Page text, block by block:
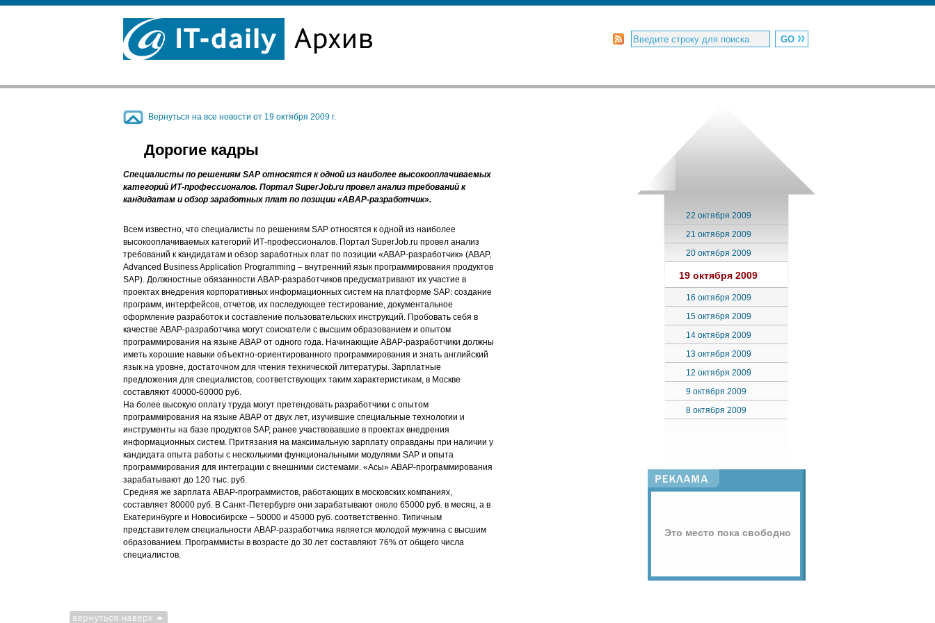
Вернуться на все новости от 19 октября 2009 г.
Дорогие кадры
Cпециалисты по решениям SAP относятся к одной из наиболее высокооплачиваемых
категорий ИТ-профессионалов. Портал SuperJob.ru провел анализ требований к
кандидатам и обзор заработных плат по позиции «ABAP-разработчик».
Всем известно, что специалисты по решениям SAP относятся к одной из наиболее
высокооплачиваемых категорий ИТ-профессионалов. Портал SuperJob.ru провел анализ
требований к кандидатам и обзор заработных плат по позиции «ABAP-разработчик» (ABAP,
Advanced Business Application Programming – внутренний язык программирования продуктов
SAP). Должностные обязанности ABAP-разработчиков предусматривают их участие в
проектах внедрения корпоративных информационных систем на платформе SAP: создание
программ, интерфейсов, отчетов, их последующее тестирование, документальное
оформление разработок и составление пользовательских инструкций. Пробовать себя в
качестве АВАР-разработчика могут соискатели с высшим образованием и опытом
программирования на языке ABAP от одного года. Начинающие АВАР-разработчики должны
иметь хорошие навыки объектно-ориентированного программирования и знать английский
язык на уровне, достаточном для чтения технической литературы. Зарплатные
предложения для специалистов, соответствующих таким характеристикам, в Москве
составляют 40000-60000 руб.
На более высокую оплату труда могут претендовать разработчики с опытом
программирования на языке ABAP от двух лет, изучившие специальные технологии и
инструменты на базе продуктов SAP, ранее участвовавшие в проектах внедрения
информационных систем. Притязания на максимальную зарплату оправданы при наличии у
кандидата опыта работы с несколькими функциональными модулями SAP и опыта
программирования для интеграции с внешними системами. «Асы» ABAP-программирования
зарабатывают до 120 тыс. руб.
Средняя же зарплата ABAP-программистов, работающих в московских компаниях,
составляет 80000 руб. В Санкт-Петербурге они зарабатывают около 65000 руб. в месяц, а в
Екатеринбурге и Новосибирске – 50000 и 45000 руб. соответственно. Типичным
представителем специальности АВАР-разработчика является молодой мужчина с высшим
образованием. Программисты в возрасте до 30 лет составляют 76% от общего числа
специалистов.
22 октября 2009
21 октября 2009
20 октября 2009
19 октября 2009
16 октября 2009
15 октября 2009
14 октября 2009
13 октября 2009
12 октября 2009
9 октября 2009
8 октября 2009
Это место пока свободно